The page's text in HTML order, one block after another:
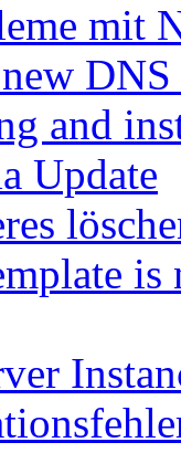
mit
and
Update